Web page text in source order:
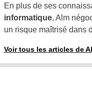
En plus de ses
informatique, Alm
un risque maîtrisé dans
Voir tous les articles de